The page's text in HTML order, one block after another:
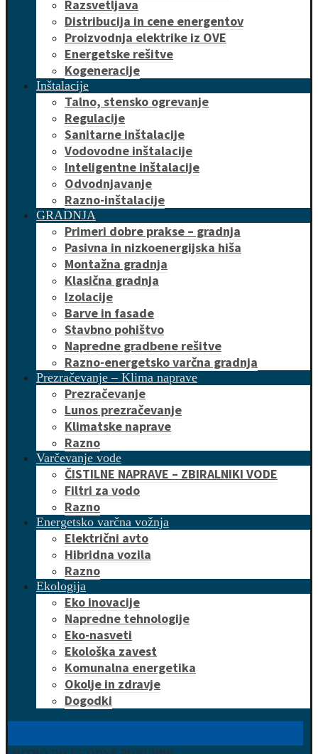
Razsvetljava
Distribucija in cene energentov
Proizvodnja elektrike iz OVE
Energetske rešitve
Kogeneracije
Inštalacije
Talno, stensko ogrevanje
Regulacije
Sanitarne inštalacije
Vodovodne inštalacije
Inteligentne inštalacije
Odvodnjavanje
Razno-inštalacije
GRADNJA
Primeri dobre prakse – gradnja
Pasivna in nizkoenergijska hiša
Montažna gradnja
Klasična gradnja
Izolacije
Barve in fasade
Stavbno pohištvo
Napredne gradbene rešitve
Razno-energetsko varčna gradnja
Prezračevanje – Klima naprave
Prezračevanje
Lunos prezračevanje
Klimatske naprave
Razno
Varčevanje vode
ČISTILNE NAPRAVE – ZBIRALNIKI VODE
Filtri za vodo
Razno
Energetsko varčna vožnja
Električni avto
Hibridna vozila
Razno
Ekologija
Eko inovacije
Napredne tehnologije
Eko-nasveti
Ekološka zavest
Komunalna energetika
Okolje in zdravje
Dogodki